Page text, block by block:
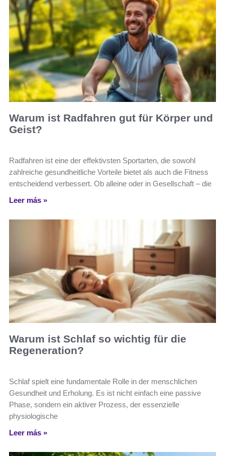
Warum ist Radfahren gut für Körper und
Geist?
Radfahren ist eine der effektivsten Sportarten, die sowohl
zahlreiche gesundheitliche Vorteile bietet als auch die Fitness
entscheidend verbessert. Ob alleine oder in Gesellschaft – die
Leer más »
Warum ist Schlaf so wichtig für die
Regeneration?
Schlaf spielt eine fundamentale Rolle in der menschlichen
Gesundheit und Erholung. Es ist nicht einfach eine passive
Phase, sondern ein aktiver Prozess, der essenzielle
physiologische
Leer más »